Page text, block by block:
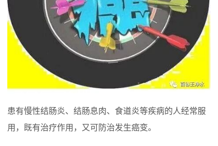
患有慢性结肠炎、结肠息肉、食道炎等疾病的人经常服
用，既有治疗作用，又可防治发生癌变。